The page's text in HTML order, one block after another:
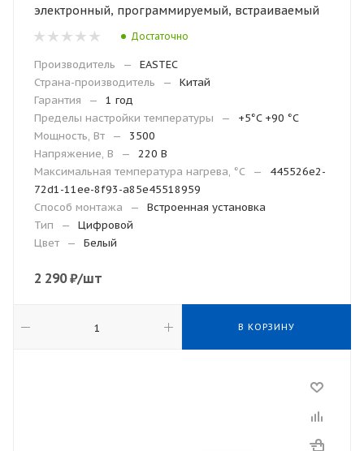
электронный, программируемый, встраиваемый
Достаточно
Производитель —
EASTEC
Страна-производитель
—
Китай
Гарантия
—
1 год
Пределы настройки температуры
—
+5°C +90 °C
Мощность, Вт
—
3500
Напряжение, В
—
220 В
Максимальная температура нагрева, °С
—
445526e2-
72d1-11ee-8f93-a85e45518959
Способ монтажа
—
Встроенная установка
Тип
—
Цифровой
Цвет
— Белый
2 290₽/шт
В КОРЗИНУ